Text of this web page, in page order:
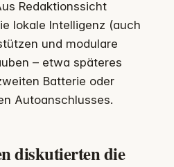
Redaktionssicht
lokale Intelligenz (auch
und modulare
– etwa späteres
Batterie oder
Autoanschlusses.
diskutierten die